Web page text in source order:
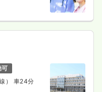
可
） 車24分